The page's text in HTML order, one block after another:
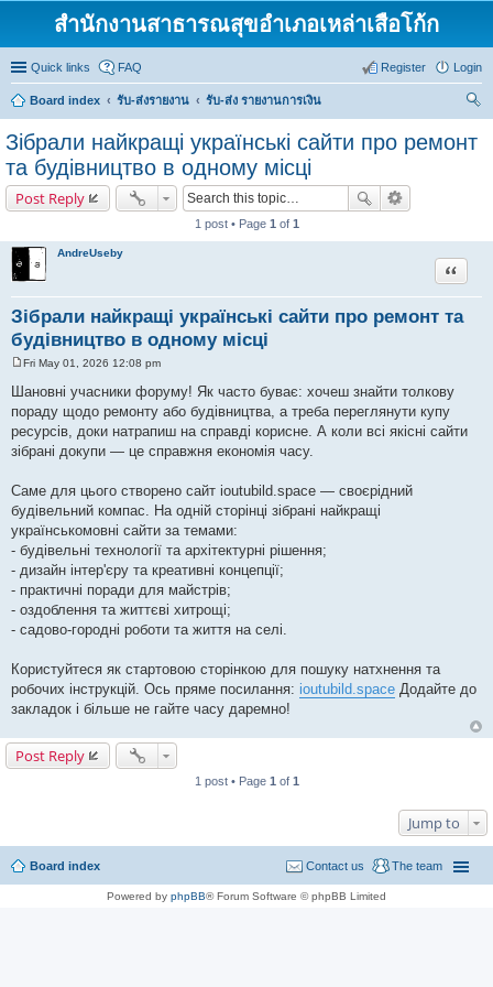
สำนักงานสาธารณสุขอำเภอเหล่าเสือโก้ก
Quick links FAQ Login
Register
Board index รับ-ส่งรายงาน
รับ-ส่ง รายงานการเงิน
ch
Зібрали найкращі українські сайти про ремонт
та будівництво в одному місці
Post Reply
1 post • Page 1 of 1
AndreUseby
Зібрали найкращі українські сайти про ремонт та
будівництво в одному місці
Quote
s
t
Fri May 01, 2026 12:08 pm
Шановні учасники форуму! Як часто буває: хочеш знайти толкову
пораду щодо ремонту або будівництва, а треба переглянути купу
ресурсів, доки натрапиш на справді корисне. А коли всі якісні сайти
зібрані докупи — це справжня економія часу.
Саме для цього створено сайт ioutubild.space — своєрідний
будівельний компас. На одній сторінці зібрані найкращі
українськомовні сайти за темами:
- будівельні технології та архітектурні рішення;
- дизайн інтер'єру та креативні концепції;
- практичні поради для майстрів;
- оздоблення та життєві хитрощі;
- садово-городні роботи та життя на селі.
Користуйтеся як стартовою сторінкою для пошуку натхнення та
робочих інструкцій. Ось пряме посилання: ioutubild.space Додайте до
закладок і більше не гайте часу даремно!
Post Reply
1 post • Page 1 of 1
Jump to
Board index The team
Contact us
Powered by phpBB® Forum Software © phpBB Limited